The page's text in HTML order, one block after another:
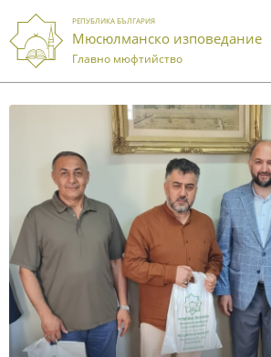
РЕПУБЛИКА БЪЛГАРИЯ
Мюсюлманско изповедание
Главно мюфтийство